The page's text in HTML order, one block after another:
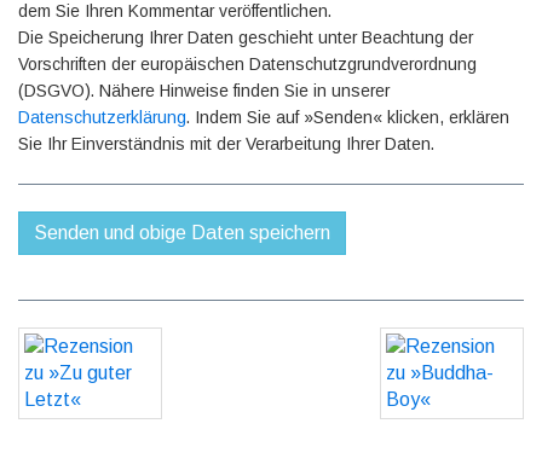
dem Sie Ihren Kommentar veröffentlichen.
Die Speicherung Ihrer Daten geschieht unter Beachtung der
Vorschriften der europäischen Datenschutzgrundverordnung
(DSGVO). Nähere Hinweise finden Sie in unserer
Datenschutzerklärung. Indem Sie auf »Senden« klicken, erklären
Sie Ihr Einverständnis mit der Verarbeitung Ihrer Daten.